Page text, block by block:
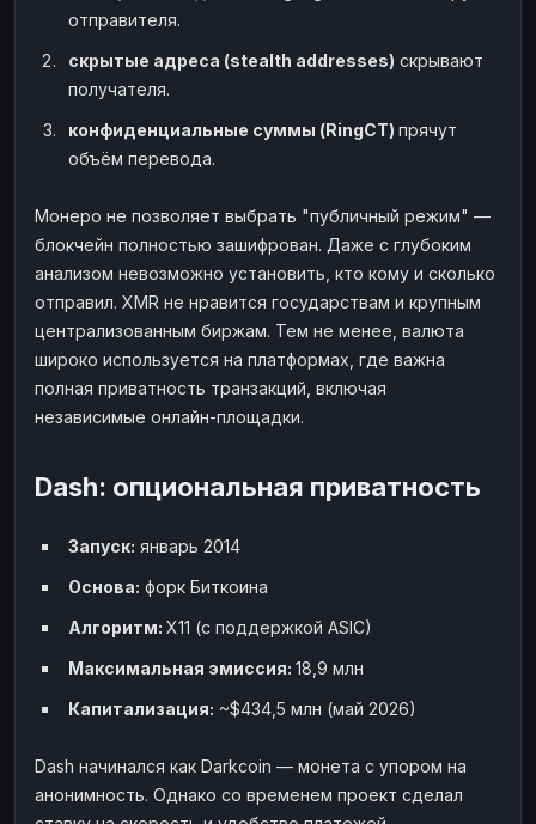
отправителя.
скрытые адреса (stealth addresses) скрывают
получателя.
конфиденциальные суммы (RingCT) прячут
объём перевода.
Монеро не позволяет выбрать "публичный режим" —
блокчейн полностью зашифрован. Даже с глубоким
анализом невозможно установить, кто кому и сколько
отправил. XMR не нравится государствам и крупным
централизованным биржам. Тем не менее, валюта
широко используется на платформах, где важна
полная приватность транзакций, включая
независимые онлайн-площадки.
Dash: опциональная приватность
Запуск: январь 2014
Основа: форк Биткоина
Алгоритм: X11 (с поддержкой ASIC)
Максимальная эмиссия: 18,9 млн
Капитализация: ~$434,5 млн (май 2026)
Dash начинался как Darkcoin — монета с упором на
анонимность. Однако со временем проект сделал